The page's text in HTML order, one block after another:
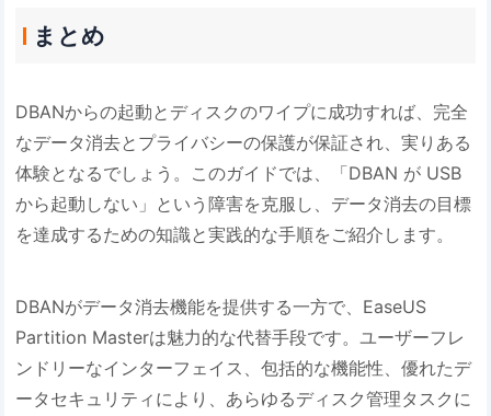
まとめ
DBANからの起動とディスクのワイプに成功すれば、完全
なデータ消去とプライバシーの保護が保証され、実りある
体験となるでしょう。このガイドでは、「DBAN が USB
から起動しない」という障害を克服し、データ消去の目標
を達成するための知識と実践的な手順をご紹介します。
DBANがデータ消去機能を提供する一方で、EaseUS
Partition Masterは魅力的な代替手段です。ユーザーフレ
ンドリーなインターフェイス、包括的な機能性、優れたデ
ータセキュリティにより、あらゆるディスク管理タスクに